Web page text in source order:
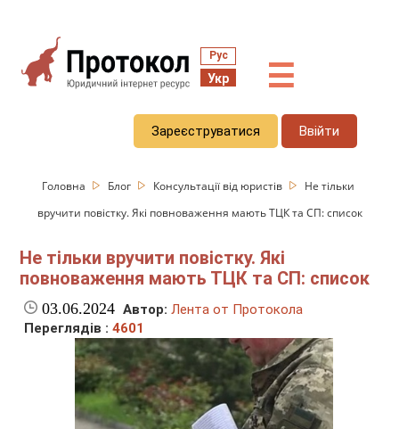
Рус
Укр ☰
Зареєструватися Ввійти
Головна Блог Консультації від юристів
Не тільки
вручити повістку. Які повноваження мають ТЦК та СП: список
Не тільки вручити повістку. Які
повноваження мають ТЦК та СП: список
03.06.2024 Автор: Лента от Протокола
Переглядів :4601